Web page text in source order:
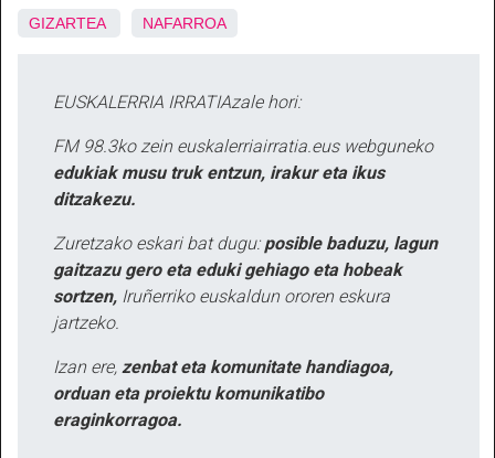
GIZARTEA NAFARROA
EUSKALERRIA IRRATIAzale hori:
FM 98.3ko zein euskalerriairratia.eus webguneko
edukiak musu truk entzun, irakur eta ikus
ditzakezu.
Zuretzako eskari bat dugu: posible baduzu, lagun
gaitzazu gero eta eduki gehiago eta hobeak
sortzen, Iruñerriko euskaldun ororen eskura
jartzeko.
Izan ere, zenbat eta komunitate handiagoa,
orduan eta proiektu komunikatibo
eraginkorragoa.